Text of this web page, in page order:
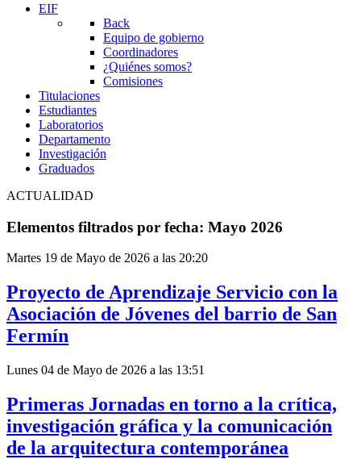
EIF
Back
Equipo de gobierno
Coordinadores
¿Quiénes somos?
Comisiones
Titulaciones
Estudiantes
Laboratorios
Departamento
Investigación
Graduados
ACTUALIDAD
Elementos filtrados por fecha: Mayo 2026
Martes 19 de Mayo de 2026 a las 20:20
Proyecto de Aprendizaje Servicio con la
Asociación de Jóvenes del barrio de San
Fermín
Lunes 04 de Mayo de 2026 a las 13:51
Primeras Jornadas en torno a la crítica,
investigación gráfica y la comunicación
de la arquitectura contemporánea